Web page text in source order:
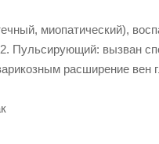
миопатический),
2. Пульсирующий: вызван
расширение вен